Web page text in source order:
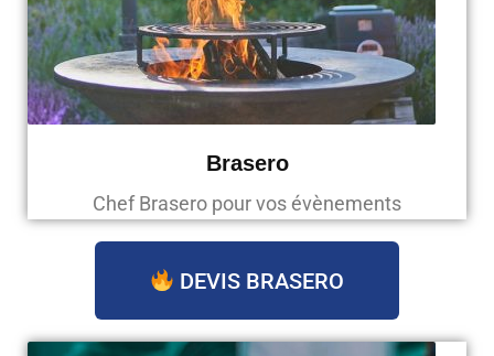
Brasero
Chef Brasero pour vos évènements
DEVIS BRASERO